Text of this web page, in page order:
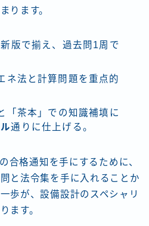
ります。
版で揃え、過去問1周で
ネ法と計算問題を重点的
「茶本」での知識補填に
通りに仕上げる。
合格通知を手にするために、
と法令集を手に入れることか
歩が、設備設計のスペシャリ
ます。